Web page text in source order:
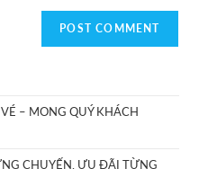
– MONG QUÝ KHÁCH
CHUYẾN, ƯU ĐÃI TỪNG